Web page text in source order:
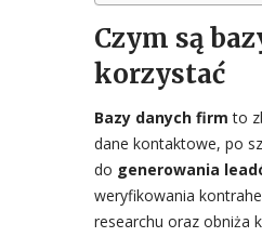
Czym są
korzystać
Bazy danych firm to
dane kontaktowe, po
do generowania
weryfikowania
researchu oraz obniża